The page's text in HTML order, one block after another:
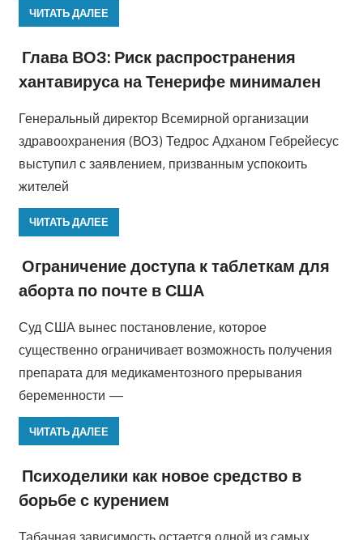
ЧИТАТЬ ДАЛЕЕ
Глава ВОЗ: Риск распространения
хантавируса на Тенерифе минимален
Генеральный директор Всемирной организации
здравоохранения (ВОЗ) Тедрос Адханом Гебрейесус
выступил с заявлением, призванным успокоить
жителей
ЧИТАТЬ ДАЛЕЕ
Ограничение доступа к таблеткам для
аборта по почте в США
Суд США вынес постановление, которое
существенно ограничивает возможность получения
препарата для медикаментозного прерывания
беременности —
ЧИТАТЬ ДАЛЕЕ
Психоделики как новое средство в
борьбе с курением
Табачная зависимость остается одной из самых